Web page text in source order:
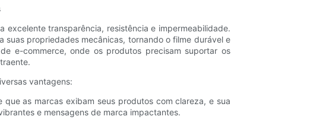
excelente transparência, resistência e impermeabilidade.
propriedades mecânicas, tornando o filme durável e
e-commerce, onde os produtos precisam suportar os
vantagens:
as marcas exibam seus produtos com clareza, e sua
e mensagens de marca impactantes.